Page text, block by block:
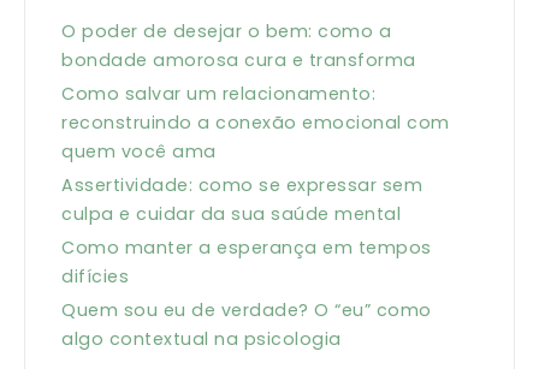
O poder de desejar o bem: como a
bondade amorosa cura e transforma
Como salvar um relacionamento:
reconstruindo a conexão emocional com
quem você ama
Assertividade: como se expressar sem
culpa e cuidar da sua saúde mental
Como manter a esperança em tempos
difícies
Quem sou eu de verdade? O “eu” como
algo contextual na psicologia